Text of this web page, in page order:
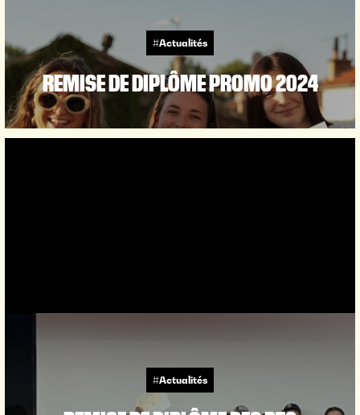
#Actualités
REMISE DE DIPLÔME PROMO 2024
#Actualités